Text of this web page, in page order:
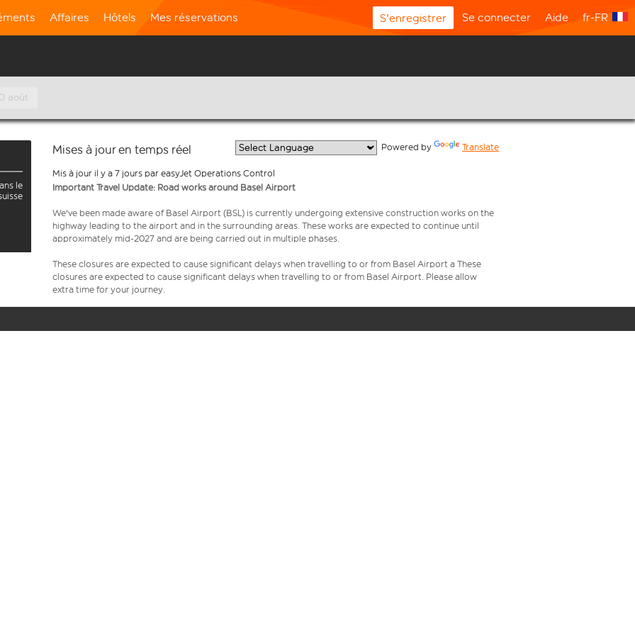
Affaires Hôtels Mes réservations S'enregistrer Se connecter Aide fr-FR
août
le
Mises à jour en temps réel Powered by Translate
Mis à jour il y a 7 jours par easyJet Operations Control
Important Travel Update: Road works around Basel Airport
We've been made aware of Basel Airport (BSL) is currently undergoing extensive construction works on the
highway leading to the airport and in the surrounding areas. These works are expected to continue until
approximately mid-2027 and are being carried out in multiple phases.
These closures are expected to cause significant delays when travelling to or from Basel Airport a These
closures are expected to cause significant delays when travelling to or from Basel Airport. Please allow
extra time for your journey.